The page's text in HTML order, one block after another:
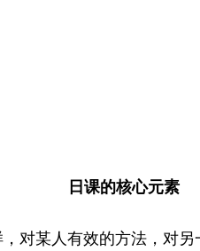
日课的核心元素
对某人有效的方法，对